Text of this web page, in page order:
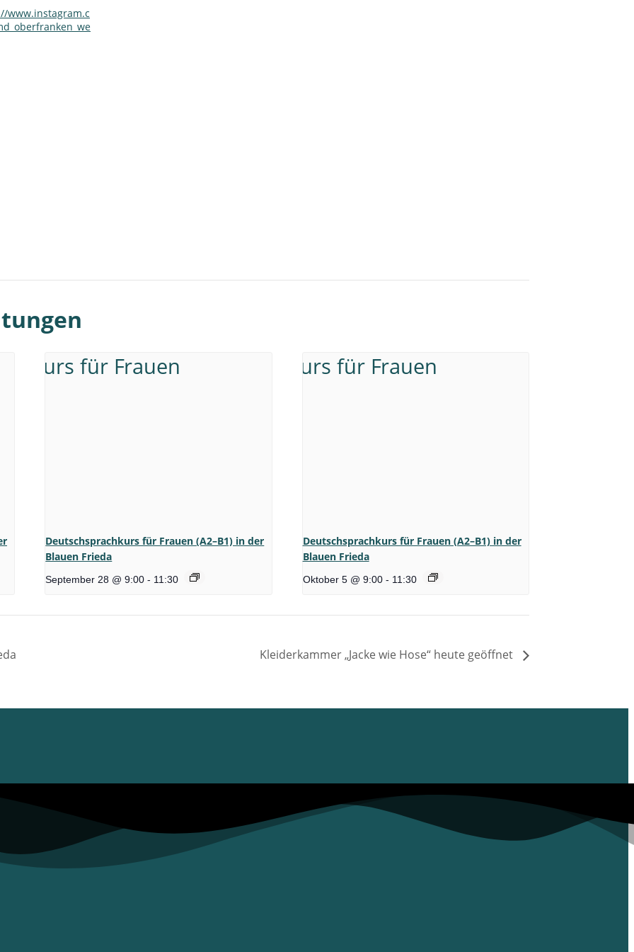
www.instagram.c
Deutschsprachkurs für Frauen (A2–B1) in der
Blauen Frieda
September 28 @ 9:00 - 11:30
Deutschsprachkurs für Frauen (A2–B1) in der
Blauen Frieda
Oktober 5 @ 9:00 - 11:30
Kleiderkammer „Jacke wie Hose“ heute geöffnet